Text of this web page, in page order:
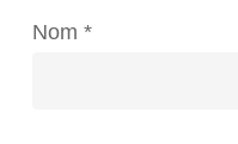
Nom *